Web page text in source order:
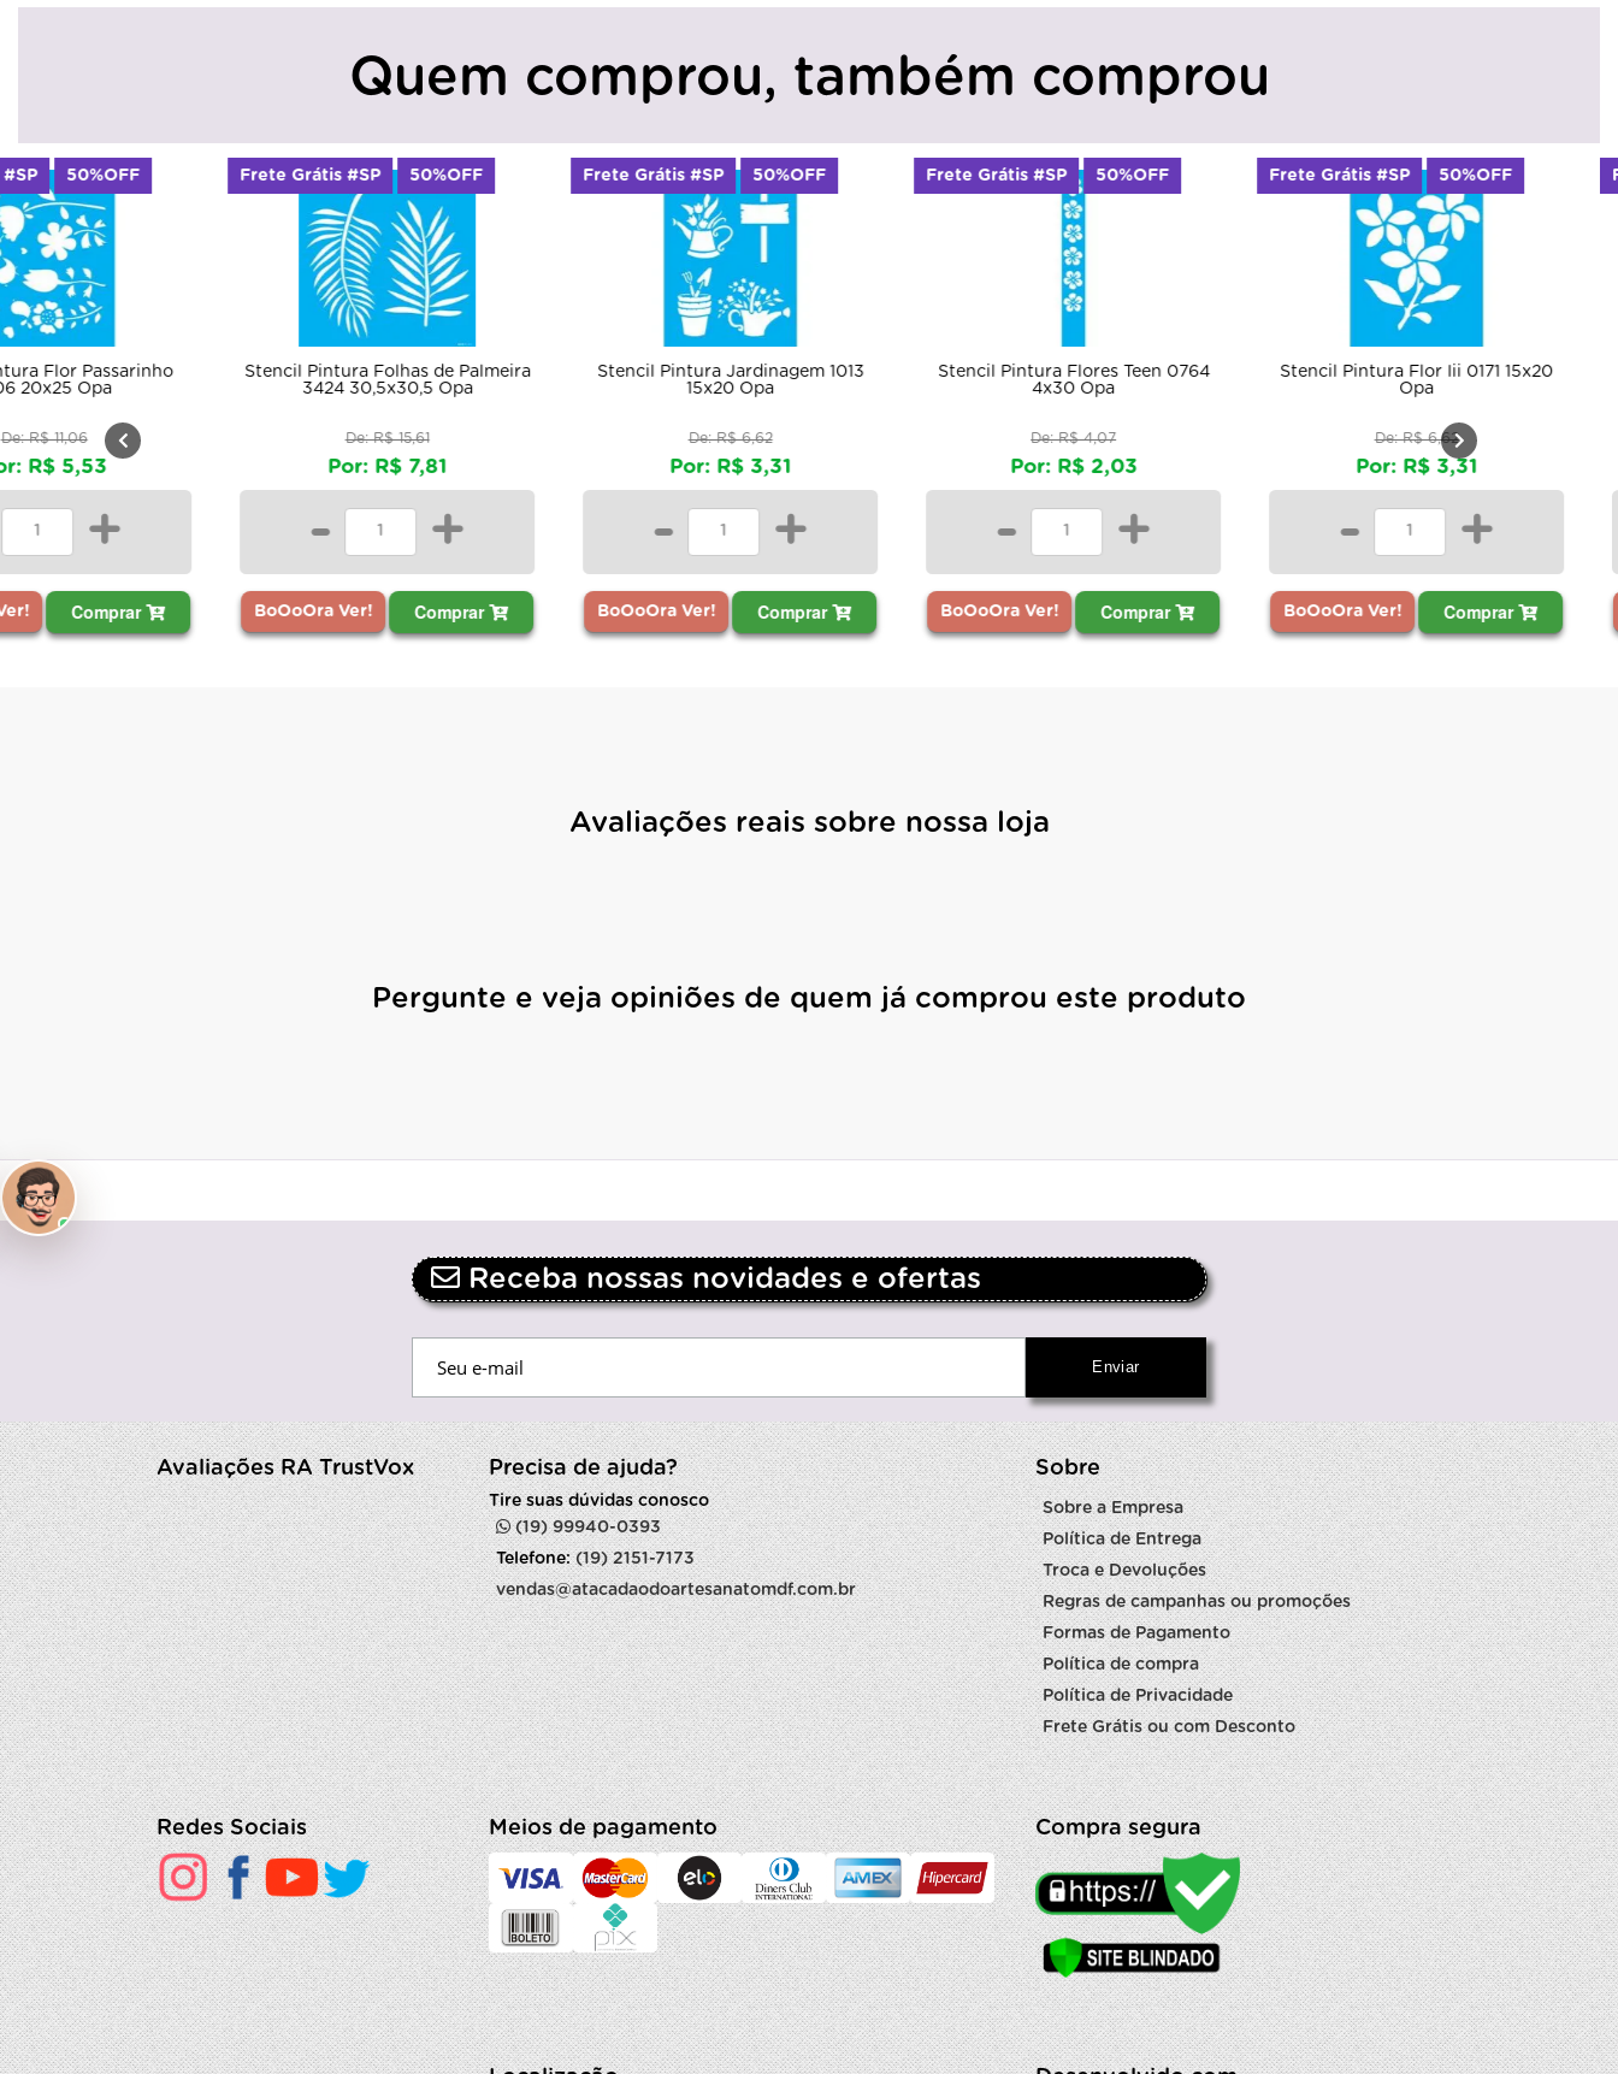
Quem comprou, também comprou
Stencil Pintura Folhas de Palmeira
3424 30,5x30,5 Opa
Por: R$ 7,81
+
BoOoOra Ver! Comprar
Frete Grátis #SP 50%OFF
Stencil Pintura Jardinagem 1013
Por: R$ 3,31
+
BoOoOra Ver! Comprar
Frete Grátis #SP 50%OFF
Stencil Pintura Flores Teen 0764
Por: R$ 2,03
+
BoOoOra Ver! Comprar
Frete Grátis #SP 50%OFF
Stencil Pintura Flor Iii 0171 15x20
Por: R$ 3,31
+
BoOoOra Ver! Comprar
Frete Grátis #SP 50%OFF
Stencil
BoOoOra
Frete Grátis
Avaliações reais sobre nossa loja
Pergunte e veja opiniões de quem já comprou este produto
Receba nossas novidades e ofertas
Avaliações RA TrustVox Precisa de ajuda?
Tire suas dúvidas conosco
(19) 99940-0393
Telefone:(19) 2151-7173
vendas@atacadaodoartesanatomdf.com.br
Sobre
Sobre a Empresa
Política de Entrega
Troca e Devoluções
Regras de campanhas ou promoções
Formas de Pagamento
Política de compra
Política de Privacidade
Frete Grátis ou com Desconto
Redes Sociais Meios de pagamento Compra segura